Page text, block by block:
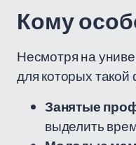
Кому
Несмотря на
для которых
Занятые
выделить